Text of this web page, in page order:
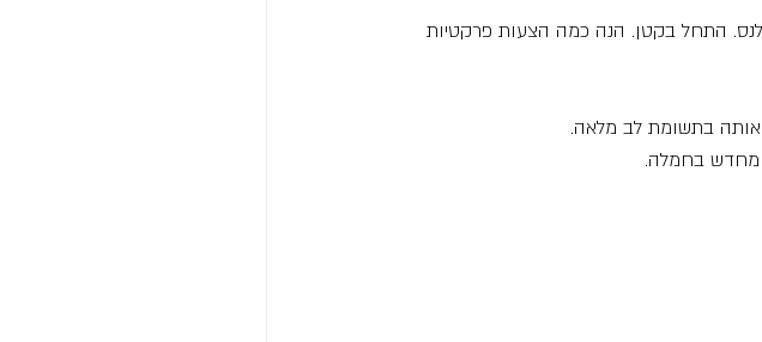
התחל בקטן. הנה כמה הצעות פרקטיות
אותה בתשומת לב מלאה.
מחדש בחמלה.